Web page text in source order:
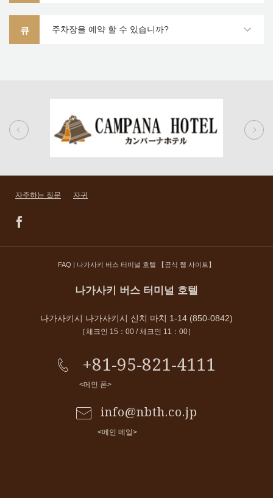
큐 주차장을 예약 할 수 있습니까?
자주하는 질문 자귀
FAQ | 나가사키 버스 터미널 호텔 【공식 웹 사이트】
나가사키 버스 터미널 호텔
나가사키시 나가사키시 신치 마치 1-14 (850-0842)
［체크인 15：00 / 체크인 11：00］
+81-95-821-4111
<메인 폰>
info@nbth.co.jp
<메인 메일>